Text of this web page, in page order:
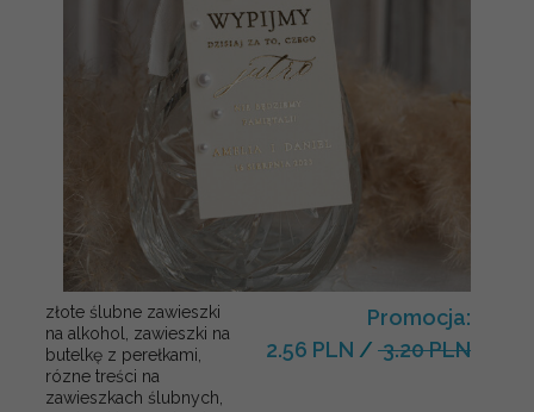
złote ślubne zawieszki
na alkohol, zawieszki na
butelkę z perełkami,
rózne treści na
zawieszkach ślubnych,
Promocja:
2.56 PLN / 3.20 PLN